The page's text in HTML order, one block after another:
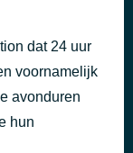
dat 24 uur
voornamelijk
avonduren
hun